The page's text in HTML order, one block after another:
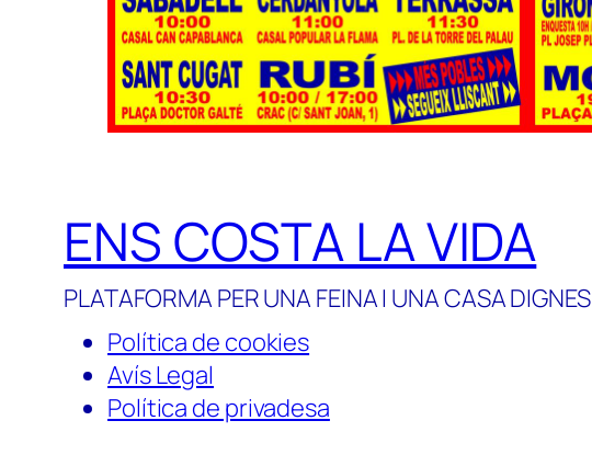
ENS COSTA LA VIDA
PLATAFORMA PER UNA FEINA I UNA CASA DIGNES
Política de cookies
Avís Legal
Política de privadesa